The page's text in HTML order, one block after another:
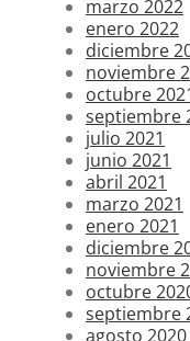
marzo 2022
enero 2022
diciembre
noviembre
octubre
septiembre
julio 2021
junio 2021
abril 2021
marzo 2021
enero 2021
diciembre
noviembre
octubre
septiembre
agosto 2020